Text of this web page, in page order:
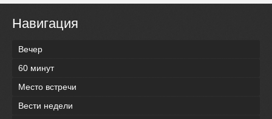
Навигация
Вечер
60 минут
Место встречи
Вести недели